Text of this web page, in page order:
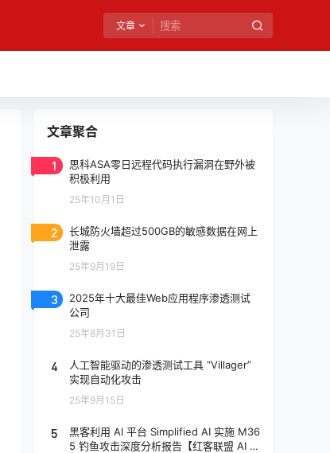
文章
文章聚合
1
思科ASA零日远程代码执行漏洞在野外被
积极利用
25年10月1日
2
长城防火墙超过500GB的敏感数据在网上
泄露
25年9月19日
3
2025年十大最佳Web应用程序渗透测试
公司
25年8月31日
4
人工智能驱动的渗透测试工具 “Villager”
实现自动化攻击
25年9月15日
5
黑客利用 AI 平台 Simplified AI 实施 M36
5 钓鱼攻击深度分析报告【红客联盟 AI 分